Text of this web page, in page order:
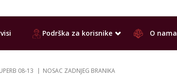
Podrška za korisnike O nama
08-13 NOSAC ZADNJEG BRANIKA